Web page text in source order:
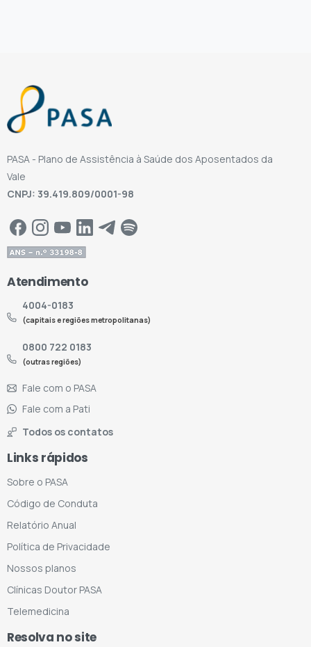
PASA - Plano de Assistência à Saúde dos Aposentados da
Vale
CNPJ: 39.419.809/0001-98
Atendimento
4004-0183
(capitais e regiões metropolitanas)
0800 722 0183
(outras regiões)
Fale com o PASA
Fale com a Pati
Todos os contatos
Links rápidos
Sobre o PASA
Código de Conduta
Relatório Anual
Política de Privacidade
Nossos planos
Clínicas Doutor PASA
Telemedicina
Resolva no site